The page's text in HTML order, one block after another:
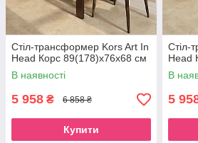
Стіл-трансформер Kors Art In
Head Корс 89(178)x76x68 см
В наявності
5 958 ₴ 6 858 ₴
Купити
Стіл-
Head
В
5